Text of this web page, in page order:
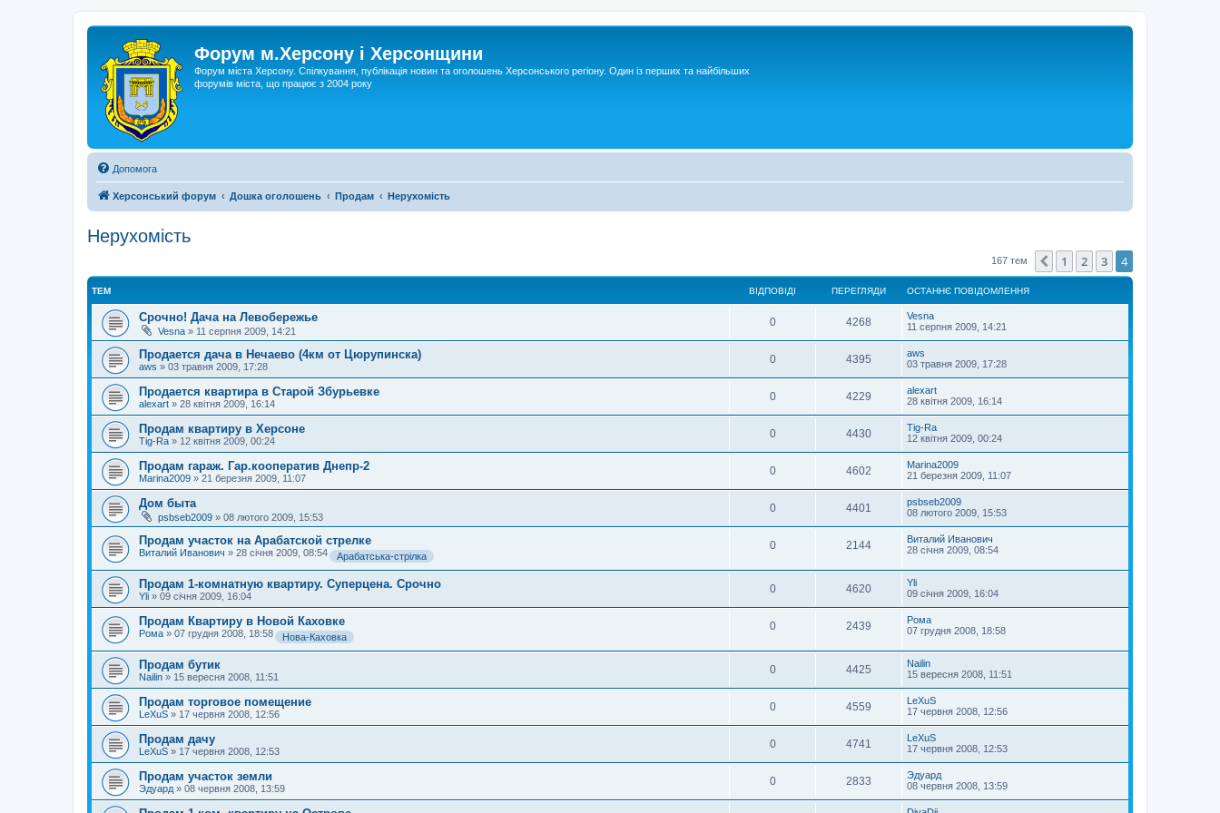
Форум м.Херсону і Херсонщини
Форум міста Херсону. Спілкування, публікація новин та оголошень Херсонського регіону. Один із перших та найбільших
форумів міста, що працює з 2004 року
Допомога
Херсонський форум Дошка оголошень Продам Нерухомість
Нерухомість
167 тем Поперед.
1 2 3 4
ТЕМ ВІДПОВІДІ ПЕРЕГЛЯДИ ОСТАННЄ ПОВІДОМЛЕННЯ
Срочно! Дача на Левобережье
Vesna » 11 серпня 2009, 14:21
0 4268
Vesna
11 серпня 2009, 14:21
Продается дача в Нечаево (4км от Цюрупинска)
aws » 03 травня 2009, 17:28
0 4395
aws
03 травня 2009, 17:28
Продается квартира в Старой Збурьевке
alexart » 28 квітня 2009, 16:14
0 4229
alexart
28 квітня 2009, 16:14
Продам квартиру в Херсоне
Tig-Ra » 12 квітня 2009, 00:24
0 4430
Tig-Ra
12 квітня 2009, 00:24
Продам гараж. Гар.кооператив Днепр-2
Marina2009 » 21 березня 2009, 11:07
0 4602
Marina2009
21 березня 2009, 11:07
Дом быта
psbseb2009 » 08 лютого 2009, 15:53
0 4401
psbseb2009
08 лютого 2009, 15:53
Продам участок на Арабатской стрелке
Виталий Иванович » 28 січня 2009, 08:54 Арабатська-стрілка
0 2144
Виталий Иванович
28 січня 2009, 08:54
Продам 1-комнатную квартиру. Суперцена. Срочно
Yli » 09 січня 2009, 16:04
0 4620
Yli
09 січня 2009, 16:04
Продам Квартиру в Новой Каховке
Рома » 07 грудня 2008, 18:58 Нова-Каховка
0 2439
Рома
07 грудня 2008, 18:58
Продам бутик
Nailin » 15 вересня 2008, 11:51
0 4425
Nailin
15 вересня 2008, 11:51
Продам торговое помещение
LeXuS » 17 червня 2008, 12:56
0 4559
LeXuS
17 червня 2008, 12:56
Продам дачу
LeXuS » 17 червня 2008, 12:53
0 4741
LeXuS
17 червня 2008, 12:53
Продам участок земли
Эдуард » 08 червня 2008, 13:59
0 2833
Эдуард
08 червня 2008, 13:59